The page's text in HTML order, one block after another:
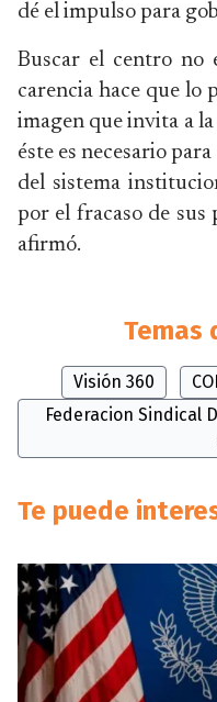
dé el impulso para
Buscar el centro no
carencia hace que lo
imagen que invita a
éste es necesario
del sistema
por el fracaso de sus
afirmó.
Temas
Visión 360
Federacion Sindical
Te puede